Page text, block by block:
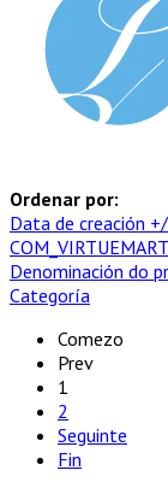
Ordenar por:
Data de creación
Denominación do
Categoría
Comezo
Prev
1
2
Seguinte
Fin